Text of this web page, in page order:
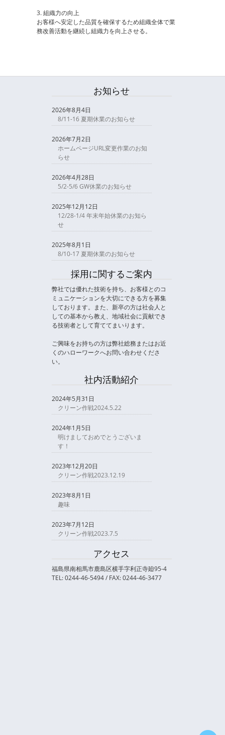
3. 組織力の向上
お客様へ安定した品質を確保するため組織全体で業
務改善活動を継続し組織力を向上させる。
お知らせ
2026年8月4日
8/11-16 夏期休業のお知らせ
2026年7月2日
ホームページURL変更作業のお知
らせ
2026年4月28日
5/2-5/6 GW休業のお知らせ
2025年12月12日
12/28-1/4 年末年始休業のお知ら
せ
2025年8月1日
8/10-17 夏期休業のお知らせ
採用に関するご案内
弊社では優れた技術を持ち、お客様とのコ
ミュニケーションを大切にできる方を募集
しております。また、新卒の方は社会人と
しての基本から教え、地域社会に貢献でき
る技術者として育ててまいります。
ご興味をお持ちの方は弊社総務またはお近
くのハローワークへお問い合わせくださ
い。
社内活動紹介
2024年5月31日
クリーン作戦2024.5.22
2024年1月5日
明けましておめでとうございま
す！
2023年12月20日
クリーン作戦2023.12.19
2023年8月1日
趣味
2023年7月12日
クリーン作戦2023.7.5
アクセス
福島県南相馬市鹿島区横手字利正寺廹95-4
TEL: 0244-46-5494 / FAX: 0244-46-3477